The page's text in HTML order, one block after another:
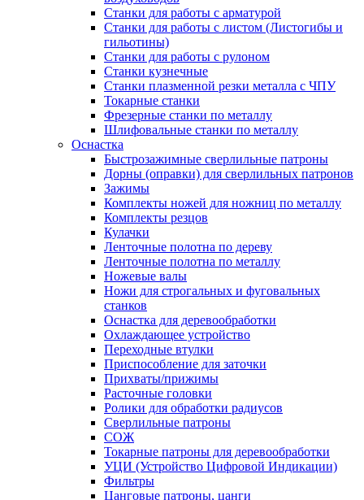
Станки для работы с арматурой
Станки для работы с листом (Листогибы и
гильотины)
Станки для работы с рулоном
Станки кузнечные
Станки плазменной резки металла с ЧПУ
Токарные станки
Фрезерные станки по металлу
Шлифовальные станки по металлу
Оснастка
Быстрозажимные сверлильные патроны
Дорны (оправки) для сверлильных патронов
Зажимы
Комплекты ножей для ножниц по металлу
Комплекты резцов
Кулачки
Ленточные полотна по дереву
Ленточные полотна по металлу
Ножевые валы
Ножи для строгальных и фуговальных
станков
Оснастка для деревообработки
Охлаждающее устройство
Переходные втулки
Приспособление для заточки
Прихваты/прижимы
Расточные головки
Ролики для обработки радиусов
Сверлильные патроны
СОЖ
Токарные патроны для деревообработки
УЦИ (Устройство Цифровой Индикации)
Фильтры
Цанговые патроны, цанги